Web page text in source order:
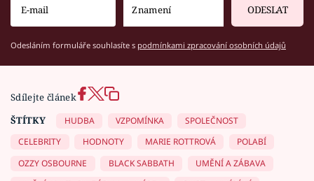
ODESLAT
Odesláním formuláře souhlasíte s podmínkami zpracování osobních údajů
Sdílejte článek
ŠTÍTKY
HUDBA VZPOMÍNKA
SPOLEČNOST
CELEBRITY
HODNOTY MARIE ROTTROVÁ
POLABÍ
OZZY OSBOURNE
BLACK SABBATH
UMĚNÍ A ZÁBAVA